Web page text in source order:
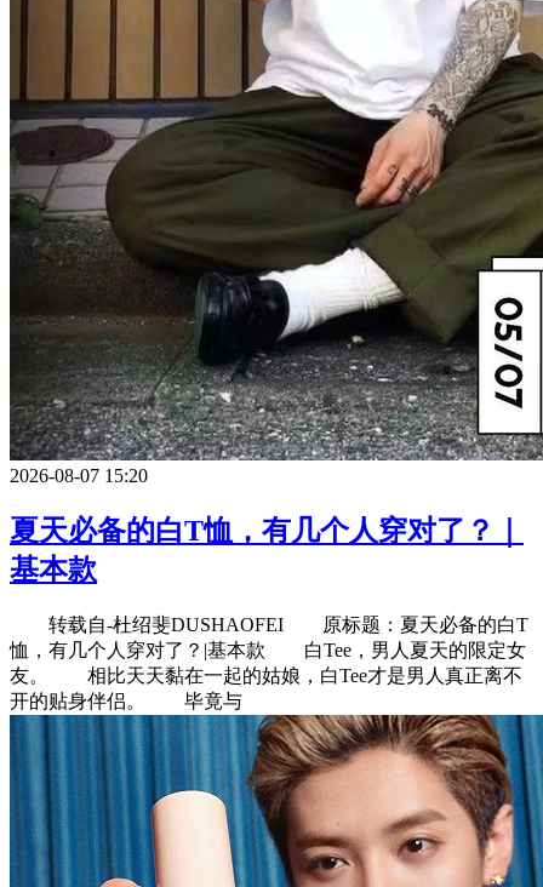
2026-08-07 15:20
夏天必备的白T恤，有几个人穿对了？｜
基本款
转载自-杜绍斐DUSHAOFEI 原标题：夏天必备的白T
恤，有几个人穿对了？|基本款 白Tee，男人夏天的限定女
友。 相比天天黏在一起的姑娘，白Tee才是男人真正离不
开的贴身伴侣。 毕竟与